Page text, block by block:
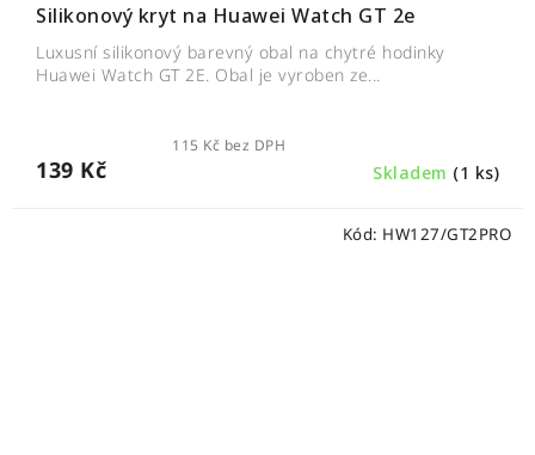
Silikonový kryt na Huawei Watch GT 2e
Skladem (1 ks)
115 Kč bez DPH
139 Kč
Luxusní silikonový barevný obal na chytré hodinky
Huawei Watch GT 2E. Obal je vyroben ze...
Kód: HW127/GT2PRO